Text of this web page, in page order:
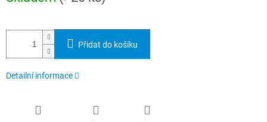
Přidat do košíku
Detailní informace